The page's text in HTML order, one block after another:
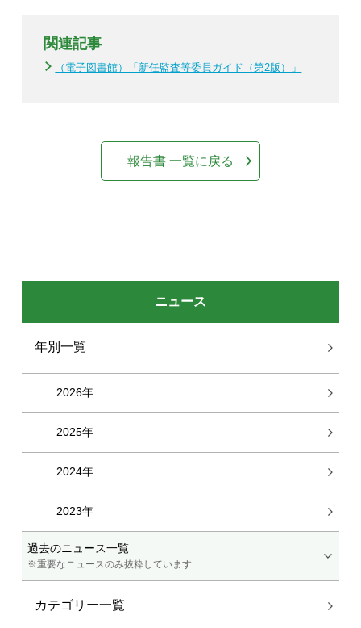
ニュース
年別一覧
過去のニュース一覧
※重要なニュースのみ抜粋しています
2026年
2025年
2024年
2023年
カテゴリー一覧
関連記事
（電子図書館）「新任監査等委員ガイド（第2版）」
報告書 一覧に戻る